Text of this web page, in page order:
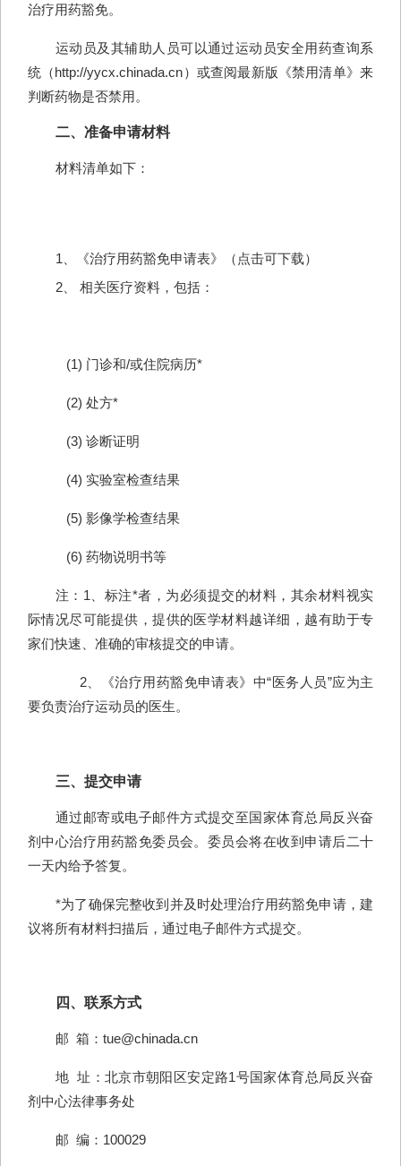
治疗用药豁免。
运动员及其辅助人员可以通过运动员安全用药查询系
统 （http://yycx.chinada.cn）或查阅最新版《禁用清单》来
判断药物是否禁用。
二、准备申请材料
材料清单如下：
1、《治疗用药豁免申请表》（点击可下载）
2、 相关医疗资料，包括：
(1) 门诊和/或住院病历*
(2) 处方*
(3) 诊断证明
(4) 实验室检查结果
(5) 影像学检查结果
(6) 药物说明书等
注：1、标注*者，为必须提交的材料，其余材料视实
际情况尽可能提供，提供的医学材料越详细，越有助于专
家们快速、准确的审核提交的申请。
2、
《治疗用药豁免申请表》中“医务人员”应为主
要负责治疗运动员的医生。
三、提交申请
通过邮寄或电子邮件方式提交至国家体育总局反兴奋
剂中心治疗用药豁免委员会。委员会将在收到申请后二十
一天内给予答复。
*为了确保完整收到并及时处理治疗用药豁免申请，建
议将所有材料扫描后，通过电子邮件方式提交。
四、联系方式
邮 箱：tue@chinada.cn
地 址：北京市朝阳区安定路1号国家体育总局反兴奋
剂中心法律事务处
邮 编：100029